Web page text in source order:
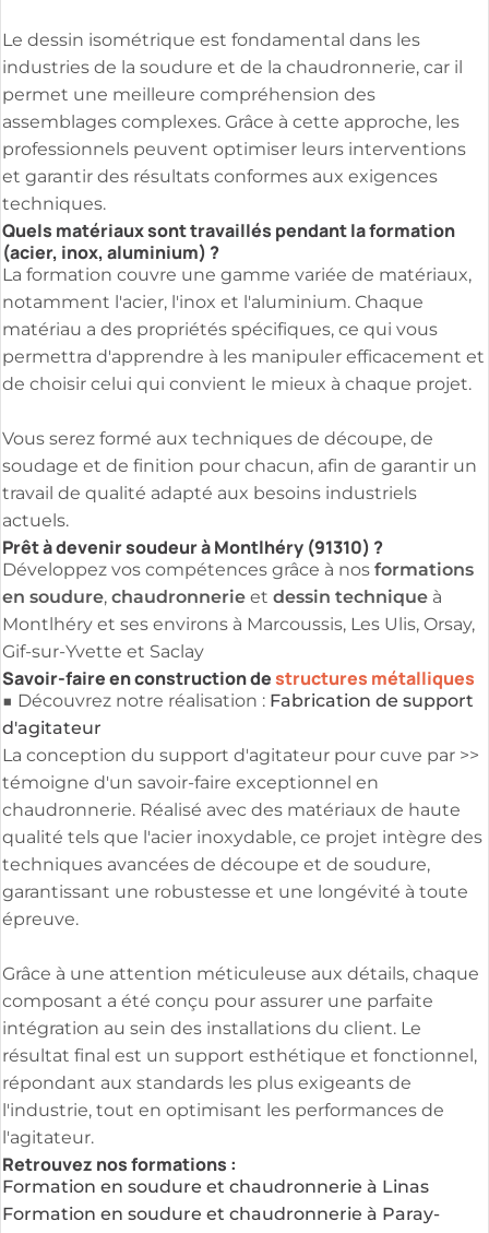
Le dessin isométrique est fondamental dans les
industries de la soudure et de la chaudronnerie, car il
permet une meilleure compréhension des
assemblages complexes. Grâce à cette approche, les
professionnels peuvent optimiser leurs interventions
et garantir des résultats conformes aux exigences
techniques.
Quels matériaux sont travaillés pendant la formation
(acier, inox, aluminium) ?
La formation couvre une gamme variée de matériaux,
notamment l'acier, l'inox et l'aluminium. Chaque
matériau a des propriétés spécifiques, ce qui vous
permettra d'apprendre à les manipuler efficacement et
de choisir celui qui convient le mieux à chaque projet.
Vous serez formé aux techniques de découpe, de
soudage et de finition pour chacun, afin de garantir un
travail de qualité adapté aux besoins industriels
actuels.
Prêt à devenir soudeur à Montlhéry (91310) ?
Développez vos compétences grâce à nosformations
en soudure,chaudronnerieet dessin technique à
Montlhéry et ses environs à Marcoussis, Les Ulis, Orsay,
Gif-sur-Yvette et Saclay
Savoir-faire en construction destructures métalliques
■ Découvrez notre réalisation : Fabrication de support
d'agitateur
La conception du support d'agitateur pour cuve par >>
témoigne d'un savoir-faire exceptionnel en
chaudronnerie. Réalisé avec des matériaux de haute
qualité tels que l'acier inoxydable, ce projet intègre des
techniques avancées de découpe et de soudure,
garantissant une robustesse et une longévité à toute
épreuve.
Grâce à une attention méticuleuse aux détails, chaque
composant a été conçu pour assurer une parfaite
intégration au sein des installations du client. Le
résultat final est un support esthétique et fonctionnel,
répondant aux standards les plus exigeants de
l'industrie, tout en optimisant les performances de
l'agitateur.
Retrouvez nos formations :
Formation en soudure et chaudronnerie à Linas
Formation en soudure et chaudronnerie à Paray-